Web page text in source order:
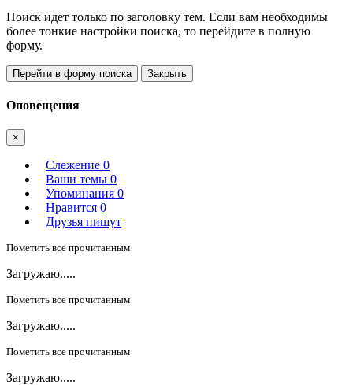
Поиск идет только по заголовку тем. Если вам необходимы
более тонкие настройки поиска, то перейдите в полную
форму.
Перейти в форму поиска Закрыть
Оповещения
×
Слежение 0
Ваши темы 0
Упоминания 0
Нравится 0
Друзья пишут
Пометить все прочитанным
Загружаю.....
Пометить все прочитанным
Загружаю.....
Пометить все прочитанным
Загружаю.....